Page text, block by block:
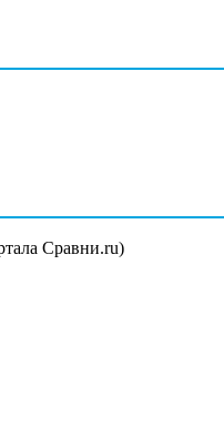
Сравни.ru)